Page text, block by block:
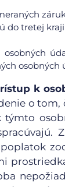
do tretej
k
o